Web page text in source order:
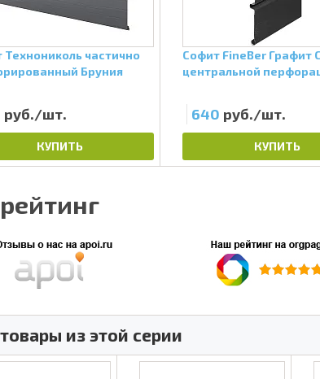
Технониколь частично
Бруния
руб./шт.
КУПИТЬ
Софит FineBer Графит С
центральной
640 руб./шт.
КУПИТЬ
из этой серии